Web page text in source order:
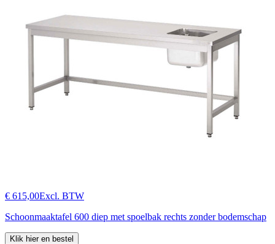
€ 615,00Excl. BTW
Schoonmaaktafel 600 diep met spoelbak rechts zonder bodemschap
Klik hier en bestel